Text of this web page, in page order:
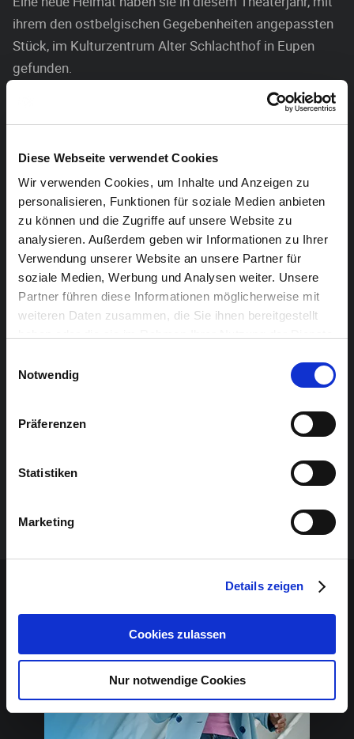
Diese Webseite verwendet Cookies
Wir verwenden Cookies, um Inhalte und Anzeigen zu
personalisieren, Funktionen für soziale Medien anbieten
zu können und die Zugriffe auf unsere Website zu
analysieren. Außerdem geben wir Informationen zu Ihrer
Verwendung unserer Website an unsere Partner für
soziale Medien, Werbung und Analysen weiter. Unsere
Partner führen diese Informationen möglicherweise mit
weiteren Daten zusammen, die Sie ihnen bereitgestellt
Notwendig
Präferenzen
Statistiken
Marketing
Details zeigen
Cookies zulassen
Nur notwendige Cookies
ihrem den ostbelgischen Gegebenheiten angepassten
Stück, im Kulturzentrum Alter Schlachthof in Eupen
gefunden.
Es spielen: Anne Schröder, Bruno Schwall, Stephan
Mathieu, John Vomberg, Florence Schreuer, Heike
Beckers, Janina Lopez-Torrejon, Stefan Mommer, Birgit
Offermann, Katharina Krings, Claudia Schröder, Petra
Schmitz.
Technik: Bruno Krings; Regie: Petra Schmitz
Vorverkauf:
Chudoscnik Sunergia, Rotenbergplatz 19, 4700
Bäckerei Reul, Kettenis
Achtung! Kein Online-Vorverkauf